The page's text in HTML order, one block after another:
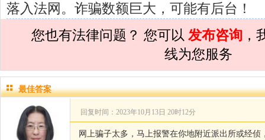
孙术校律师对夫妻共同财产假如妻子
孙术校律师 对民事诉讼法院指定的举
对 离婚法律怎么判？有一
孙术校律师 邻居房基地侵权，中院
落入法网。诈骗数额巨大，可能有后台！
您也有法律问题？ 您可以 发布咨询 ，
线为您服务
最佳答案
回复时间：2023年10月13日 20时12分
网上骗子太多，马上报警在你地附近派出所或经侦